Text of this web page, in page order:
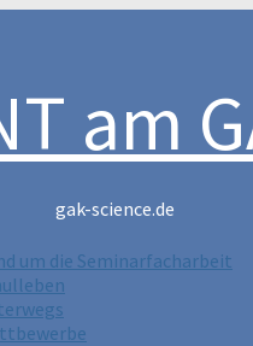
am
gak-science.de
um die Seminarfacharbeit